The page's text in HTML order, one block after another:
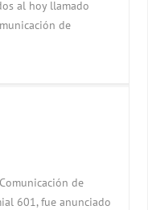
al hoy llamado
de
de
601, fue anunciado